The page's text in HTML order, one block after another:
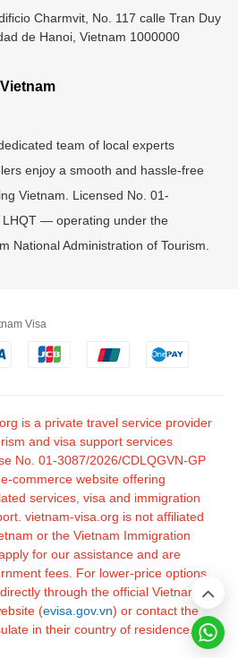
Charmvit, No. 117 calle Tran Duy
de Hanoi, Vietnam 1000000
team of local experts
enjoy a smooth and hassle-free
Vietnam. Licensed No. 01-
LHQT — operating under the
National Administration of Tourism.
Visa
is a private travel service provider
and visa support services
No. 01-3087/2026/CDLQGVN-GP
commerce website offering
services, visa and immigration
vietnam-visa.org is not affiliated
or the Vietnam Immigration
for our assistance and are
fees. For lower-price options,
through the official Vietnam
(evisa.gov.vn) or contact the
in their country of residence.